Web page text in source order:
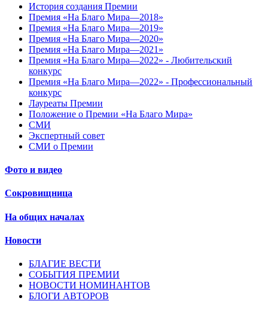
История создания Премии
Премия «На Благо Мира—2018»
Премия «На Благо Мира—2019»
Премия «На Благо Мира—2020»
Премия «На Благо Мира—2021»
Премия «На Благо Мира—2022» - Любительский
конкурс
Премия «На Благо Мира—2022» - Профессиональный
конкурс
Лауреаты Премии
Положение о Премии «На Благо Мира»
СМИ
Экспертный совет
СМИ о Премии
Фото и видео
Сокровищница
На общих началах
Новости
БЛАГИЕ ВЕСТИ
СОБЫТИЯ ПРЕМИИ
НОВОСТИ НОМИНАНТОВ
БЛОГИ АВТОРОВ